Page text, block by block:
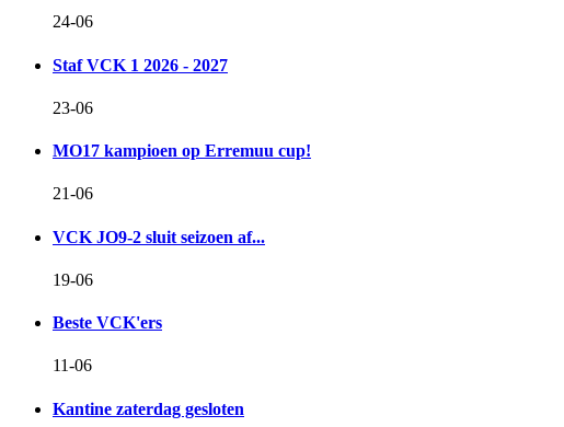
24-06
Staf VCK 1 2026 - 2027
23-06
MO17 kampioen op Erremuu cup!
21-06
VCK JO9-2 sluit seizoen af...
19-06
Beste VCK'ers
11-06
Kantine zaterdag gesloten